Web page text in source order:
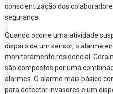
conscientização dos
segurança.
Quando ocorre uma atividade
disparo de um sensor, o alarme
monitoramento residencial.
são compostos por uma
alarmes. O alarme mais básico
para detectar invasores e um